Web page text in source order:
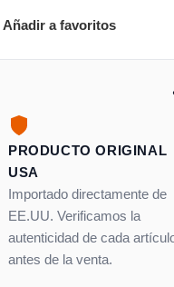
Añadir a favoritos
PRODUCTO ORIGINAL
USA
Importado directamente de
EE.UU. Verificamos la
autenticidad de cada
antes de la venta.